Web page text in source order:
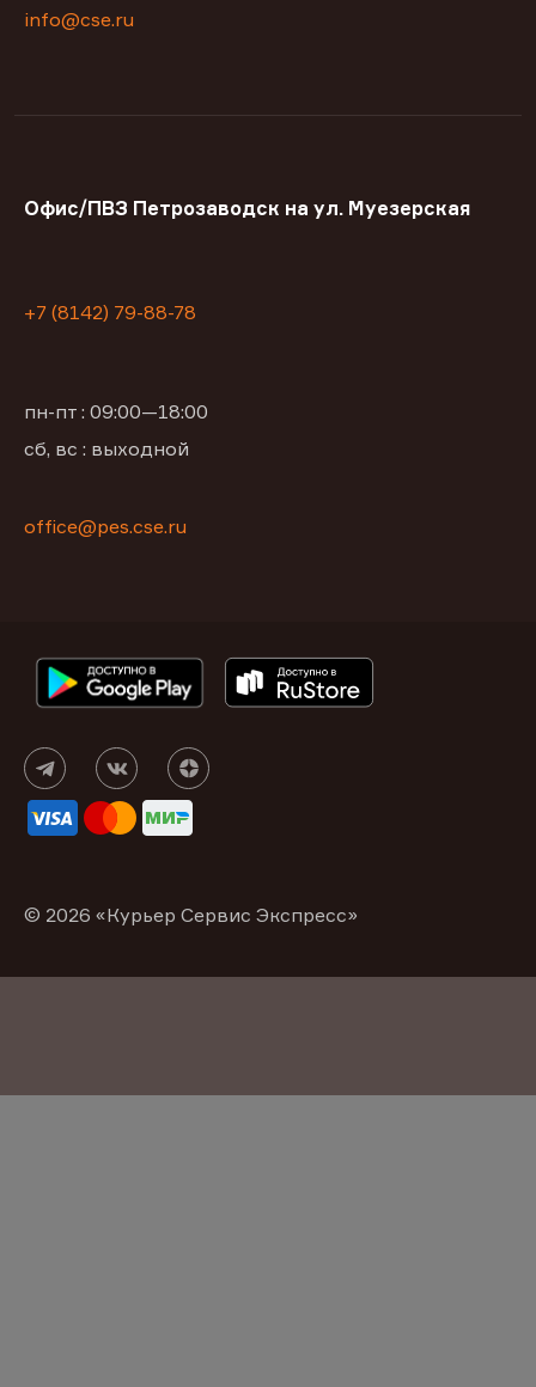
info@cse.ru
Офис/ПВЗ Петрозаводск на ул. Муезерская
+7 (8142) 79-88-78
пн-пт : 09:00—18:00
сб, вс : выходной
office@pes.cse.ru
© 2026 «Курьер Сервис Экспресс»